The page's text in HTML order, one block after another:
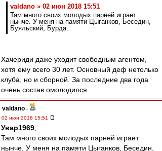
valdano » 02 июн 2018 15:51
Там много своих молодых парней играет
нынче. У меня на памяти Цыганков, Беседин,
Буяльский, Бурда.
Хачериди даже уходит свободным агентом,
хотя ему всего 30 лет. Основный деф нетолько
клуба, но и сборной. За последние два года
очень состав омолодился.
valdano -
02 июн 2018 15:51
Увар1969
Там много своих молодых парней играет
нынче. У меня на памяти Цыганков, Беседин,